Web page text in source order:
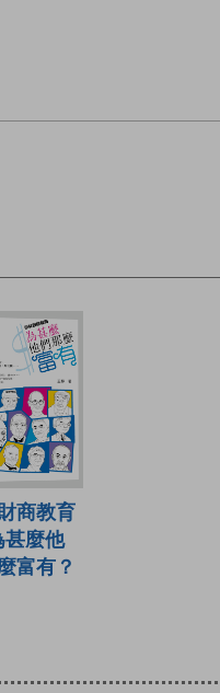
商教育
麼他
富有？